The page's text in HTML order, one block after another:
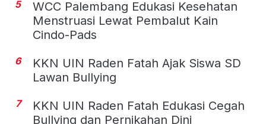
5
WCC Palembang Edukasi Kesehatan
Menstruasi Lewat Pembalut Kain
Cindo-Pads
6
KKN UIN Raden Fatah Ajak Siswa SD
Lawan Bullying
7
KKN UIN Raden Fatah Edukasi Cegah
Bullying dan Pernikahan Dini